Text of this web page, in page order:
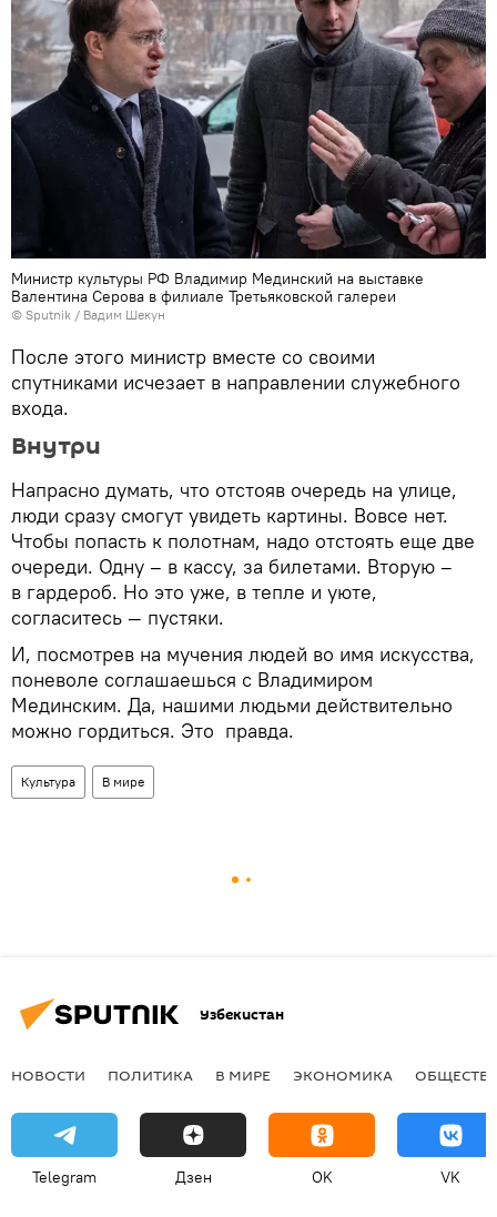
Министр культуры РФ Владимир Мединский на выставке
Валентина Серова в филиале Третьяковской галереи
© Sputnik / Вадим Шекун
После этого министр вместе со своими
спутниками исчезает в направлении служебного
входа.
Внутри
Напрасно думать, что отстояв очередь на улице,
люди сразу смогут увидеть картины. Вовсе нет.
Чтобы попасть к полотнам, надо отстоять еще две
очереди. Одну – в кассу, за билетами. Вторую –
в гардероб. Но это уже, в тепле и уюте,
согласитесь — пустяки.
И, посмотрев на мучения людей во имя искусства,
поневоле соглашаешься с Владимиром
Мединским. Да, нашими людьми действительно
можно гордиться. Это правда.
Культура В мире
Узбекистан
НОВОСТИ ПОЛИТИКА В МИРЕ ЭКОНОМИКА
Telegram Дзен OK VK